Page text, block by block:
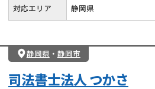
対応エリア 静岡県
静岡県 ・ 静岡市
司法書士法人 つかさ